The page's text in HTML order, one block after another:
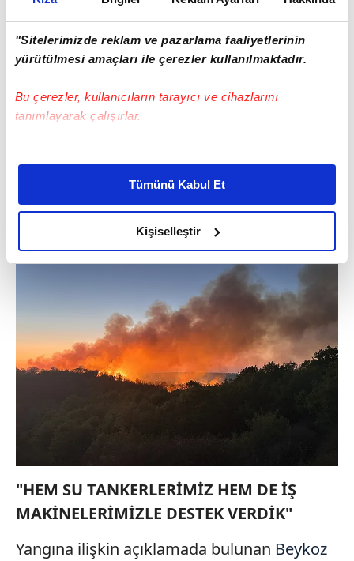
"Sitelerimizde reklam ve pazarlama faaliyetlerinin
yürütülmesi amaçları ile çerezler kullanılmaktadır.
Bu çerezler, kullanıcıların tarayıcı ve cihazlarını
tanımlayarak çalışırlar.
Bu çerezlere izin vermeniz halinde sizlere özel
daha iyi reklam deneyimi yaşatabiliriz. Bunu yaparken
amacımızın size daha iyi bir reklam deneyimi sunmak
olduğunu ve sizlere en iyi içerikleri sunabilmek adına
elimizden gelen çabayı gösterdiğimizi ve bu noktada,
reklamların maliyetlerimizi karşılamak noktasında tek gelir
kalemimiz olduğunu sizlere hatırlatmak isteriz.
Her halükârda, kullanıcılar, bu çerezlere izin vermedikleri
takdirde, kullanıcılara hedefli reklamlar
gösterilmeyecektir."
Sizlere daha iyi bir hizmet sunabilmek için İnternet
Sitemizde kendimize ve üçüncü kişilere ait çerezler
kullanılmaktadır. Bu çerezler vasıtasıyla çeşitli kişisel
kullanılmaktadır. Diğer çerezler, sitemizin daha işlevsel
kılınması ve kişiselleştirilmesi ve sizlere yönelik
sınırlı olarak açık rızanız dahilinde kullanılacaktır.
Tümünü Kabul Et
Kişiselleştir
"HEM SU TANKERLERİMİZ HEM DE İŞ
MAKİNELERİMİZLE DESTEK VERDİK"
Yangına ilişkin açıklamada bulunan Beykoz